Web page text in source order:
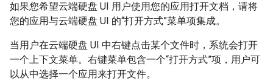
如果您希望云端硬盘 UI 用户使用您的应用打开文档，请将
您的应用与云端硬盘 UI 的“打开方式”菜单项集成。
当用户在云端硬盘 UI 中右键点击某个文件时，系统会打开
一个上下文菜单。右键菜单包含一个“打开方式”项，用户可
以从中选择一个应用来打开文件。